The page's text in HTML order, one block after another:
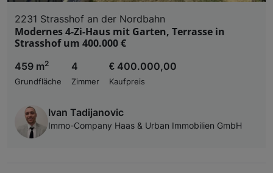
2231 Strasshof an der Nordbahn
Modernes 4-Zi-Haus mit Garten, Terrasse in
Strasshof um 400.000 €
459 m2
Grundfläche
4
Zimmer
€ 400.000,00
Kaufpreis
Ivan Tadijanovic
Immo-Company Haas & Urban Immobilien GmbH